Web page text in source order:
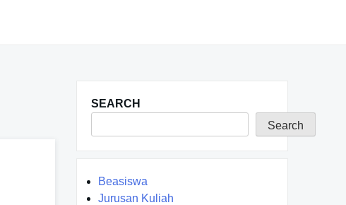
SEARCH
Search
Beasiswa
Jurusan Kuliah